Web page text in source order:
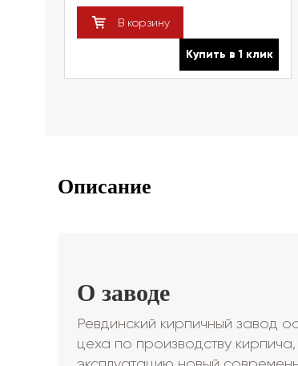
В корзину
Купить в 1 клик
Описание
О заводе
Ревдинский кирпичный завод
цеха по производству